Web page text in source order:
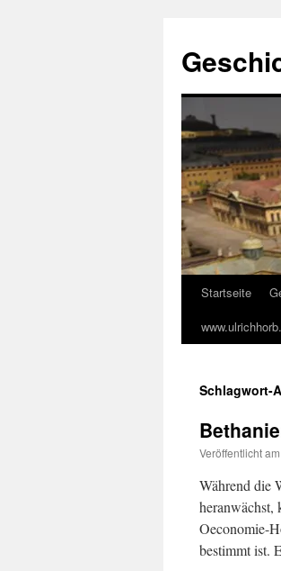
springen
Startseite
Schlagwort-
Veröffentlicht am
Während die
heranwächst,
Oeconomie-
bestimmt ist.